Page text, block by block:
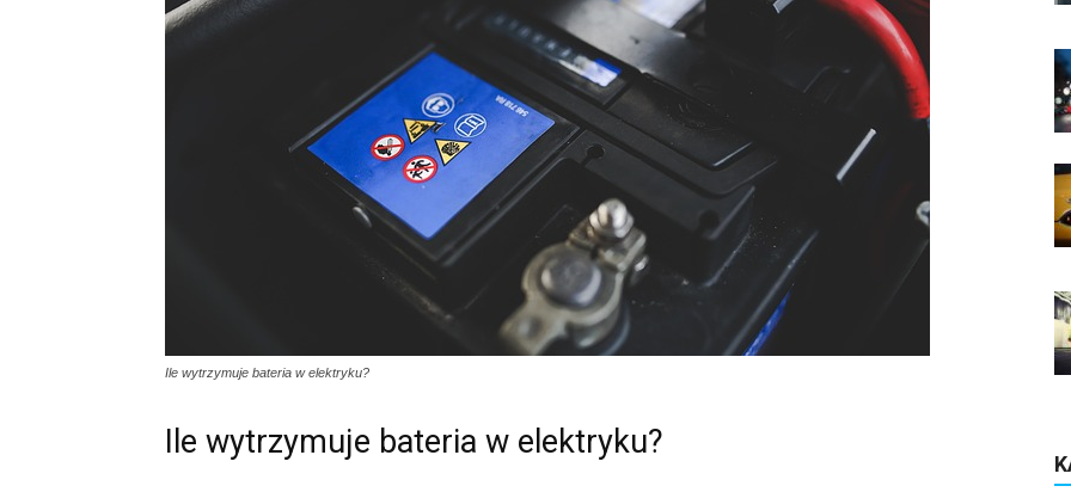
Ile wytrzymuje bateria w elektryku?
Ile wytrzymuje bateria w elektryku?